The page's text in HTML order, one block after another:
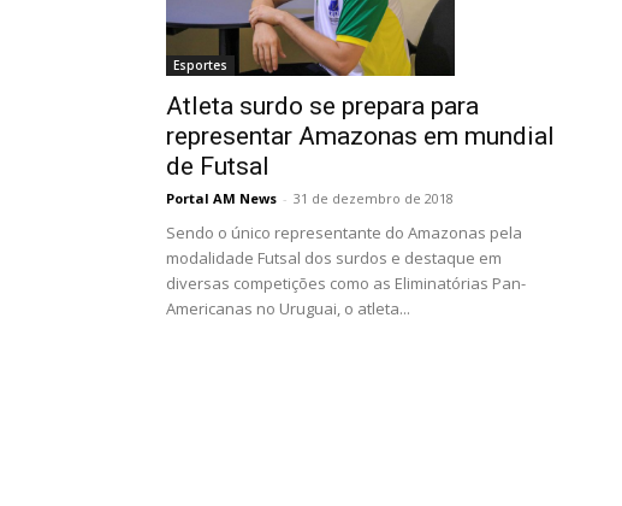
Esportes
Atleta surdo se prepara para
representar Amazonas em mundial
de Futsal
Portal AM News - 31 de dezembro de 2018
Sendo o único representante do Amazonas pela
modalidade Futsal dos surdos e destaque em
diversas competições como as Eliminatórias Pan-
Americanas no Uruguai, o atleta...